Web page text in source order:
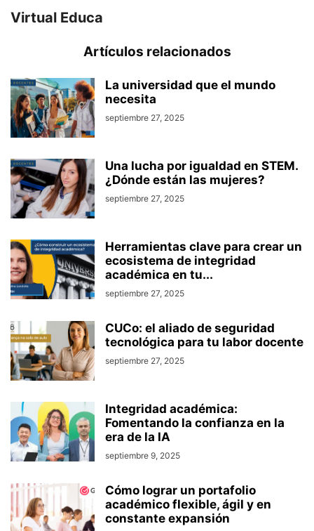
Virtual Educa
Artículos relacionados
La universidad que el mundo
necesita
septiembre 27, 2025
Una lucha por igualdad en STEM.
¿Dónde están las mujeres?
septiembre 27, 2025
Herramientas clave para crear un
ecosistema de integridad
académica en tu...
septiembre 27, 2025
CUCo: el aliado de seguridad
tecnológica para tu labor docente
septiembre 27, 2025
Integridad académica:
Fomentando la confianza en la
era de la IA
septiembre 9, 2025
Cómo lograr un portafolio
académico flexible, ágil y en
constante expansión